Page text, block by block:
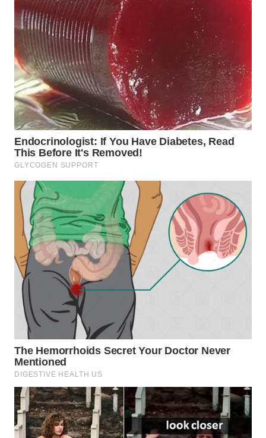
WN
LABUHANBATU
WN
TAPANULI
TENGAH
WN DELI
SERDANG
WN
TEBING
TINGGI
WN
PAKPAK
WN
KARAWANG
WN
BEKASI
BOGOR
WN
DEPOK
WN